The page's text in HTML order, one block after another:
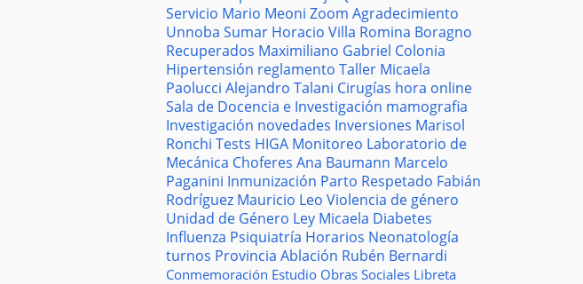
Servicio Mario Meoni Zoom Agradecimiento
Unnoba Sumar Horacio Villa Romina Boragno
Recuperados Maximiliano Gabriel Colonia
Hipertensión reglamento Taller Micaela
Paolucci Alejandro Talani Cirugías hora online
Sala de Docencia e Investigación mamografia
Investigación novedades Inversiones Marisol
Ronchi Tests HIGA Monitoreo Laboratorio de
Mecánica Choferes Ana Baumann Marcelo
Paganini Inmunización Parto Respetado Fabián
Rodríguez Mauricio Leo Violencia de género
Unidad de Género Ley Micaela Diabetes
Influenza Psiquiatría Horarios Neonatología
turnos Provincia Ablación Rubén Bernardi
Conmemoración Estudio Obras Sociales Libreta